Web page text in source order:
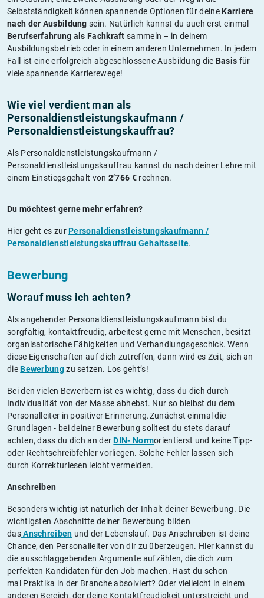
Selbstständigkeit können spannende Optionen für deine Karriere
nach der Ausbildung sein. Natürlich kannst du auch erst einmal
Berufserfahrung als Fachkraft sammeln – in deinem
Ausbildungsbetrieb oder in einem anderen Unternehmen. In jedem
Fall ist eine erfolgreich abgeschlossene Ausbildung die Basis für
viele spannende Karrierewege!
Wie viel verdient man als
Personaldienstleistungskaufmann /
Personaldienstleistungskauffrau?
Als Personaldienstleistungskaufmann /
Personaldienstleistungskauffrau kannst du nach deiner Lehre mit
einem Einstiegsgehalt von 2’766 €rechnen.
Du möchtest gerne mehr erfahren?
Hier geht es zurPersonaldienstleistungskaufmann /
Personaldienstleistungskauffrau Gehaltsseite.
Bewerbung
Worauf muss ich achten?
Als angehender Personaldienstleistungskaufmann bist du
sorgfältig, kontaktfreudig, arbeitest gerne mit Menschen, besitzt
organisatorische Fähigkeiten und Verhandlungsgeschick. Wenn
diese Eigenschaften auf dich zutreffen, dann wird es Zeit, sich an
dieBewerbungzu setzen. Los geht’s!
Bei den vielen Bewerbern ist es wichtig, dass du dich durch
Individualität von der Masse abhebst. Nur so bleibst du dem
Personalleiter in positiver Erinnerung.Zunächst einmal die
Grundlagen - bei deiner Bewerbung solltest du stets darauf
achten, dass du dich an derDIN- Normorientierst und keine Tipp-
oder Rechtschreibfehler vorliegen. Solche Fehler lassen sich
durch Korrekturlesen leicht vermeiden.
Anschreiben
Besonders wichtig ist natürlich der Inhalt deiner Bewerbung. Die
wichtigsten Abschnitte deiner Bewerbung bilden
dasAnschreiben und der Lebenslauf. Das Anschreiben ist deine
Chance, den Personalleiter von dir zu überzeugen. Hier kannst du
die ausschlaggebenden Argumente aufzählen, die dich zum
perfekten Kandidaten für den Job machen. Hast du schon
mal Praktika in der Branche absolviert? Oder vielleicht in einem
anderen Bereich, der deine Kontaktfreudigkeit unterstreicht und